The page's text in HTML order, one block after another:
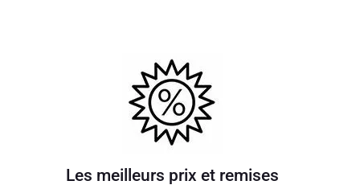
Les meilleurs prix et remises